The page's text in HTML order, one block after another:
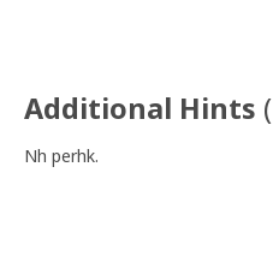
Additional Hints (
Nh perhk.